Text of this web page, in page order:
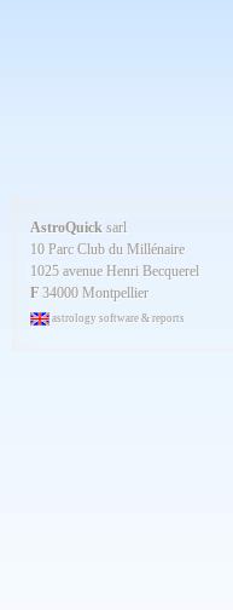
AstroQuick sarl
10 Parc Club du Millénaire
1025 avenue Henri Becquerel
F 34000 Montpellier
astrology software & reports